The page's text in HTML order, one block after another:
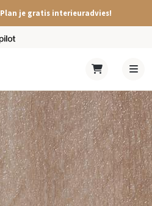
Plan je gratis interieuradvies!